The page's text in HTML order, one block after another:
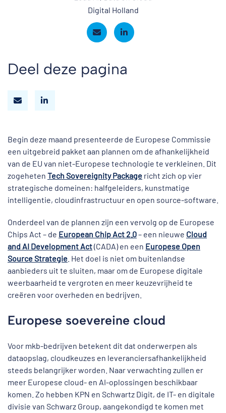
Digital Holland
Deel deze pagina
Begin deze maand presenteerde de Europese Commissie
een uitgebreid pakket aan plannen om de afhankelijkheid
van de EU van niet-Europese technologie te verkleinen. Dit
zogeheten Tech Sovereignity Package richt zich op vier
strategische domeinen: halfgeleiders, kunstmatige
intelligentie, cloudinfrastructuur en open source-software.
Onderdeel van de plannen zijn een vervolg op de Europese
Chips Act – de European Chip Act 2.0– een nieuwe Cloud
and AI Development Act(CADA) en een Europese Open
Source Strategie . Het doel is niet om buitenlandse
aanbieders uit te sluiten, maar om de Europese digitale
weerbaarheid te vergroten en meer keuzevrijheid te
creëren voor overheden en bedrijven.
Europese soevereine cloud
Voor mkb-bedrijven betekent dit dat onderwerpen als
dataopslag, cloudkeuzes en leveranciersafhankelijkheid
steeds belangrijker worden. Naar verwachting zullen er
meer Europese cloud- en AI-oplossingen beschikbaar
komen. Zo hebben KPN en Schwartz Digit, de IT- en digitale
divisie van Schwarz Group, aangekondigd te komen met